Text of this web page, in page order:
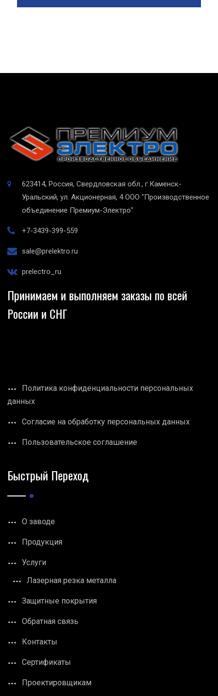
623414, Россия, Свердловская обл., г.Каменск-
Уральский, ул. Акционерная, 4 ООО "Производственное
объединение Премиум-Электро"
+7-3439-399-559
sale@prelektro.ru
prelectro_ru
Принимаем и выполняем заказы по всей
России и СНГ
Политика конфиденциальности персональных
данных
Согласие на обработку персональных данных
Пользовательское соглашение
Быстрый Переход
О заводе
Продукция
Услуги
Лазерная резка металла
Защитные покрытия
Обратная связь
Контакты
Сертификаты
Проектировщикам